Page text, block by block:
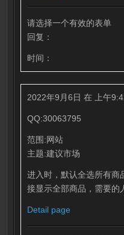
请选择一个有效的表单
回复：
时间：
2022年9月6日 在 上午
QQ:30063795
范围:网站
主题:建议市场
进入时，默认全选所有商
接显示全部商品，需要的
Detail page